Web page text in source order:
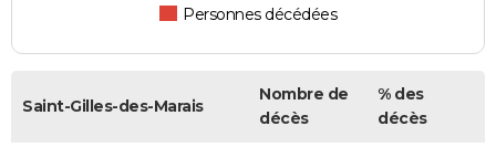
Personnes décédées
Saint-Gilles-des-Marais
Nombre de
décès
% des
décès